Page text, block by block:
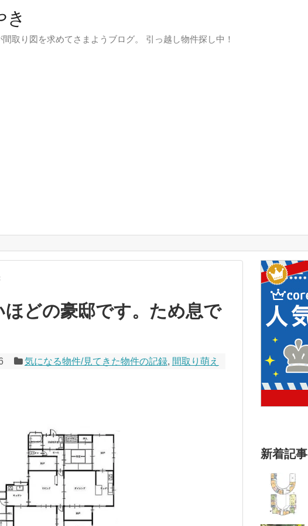
き
取り図を求めてさまようブログ。 引っ越し物件探し中！
どの豪邸です。ため息で
気になる物件/見てきた物件の記録, 間取り萌え
新着記事